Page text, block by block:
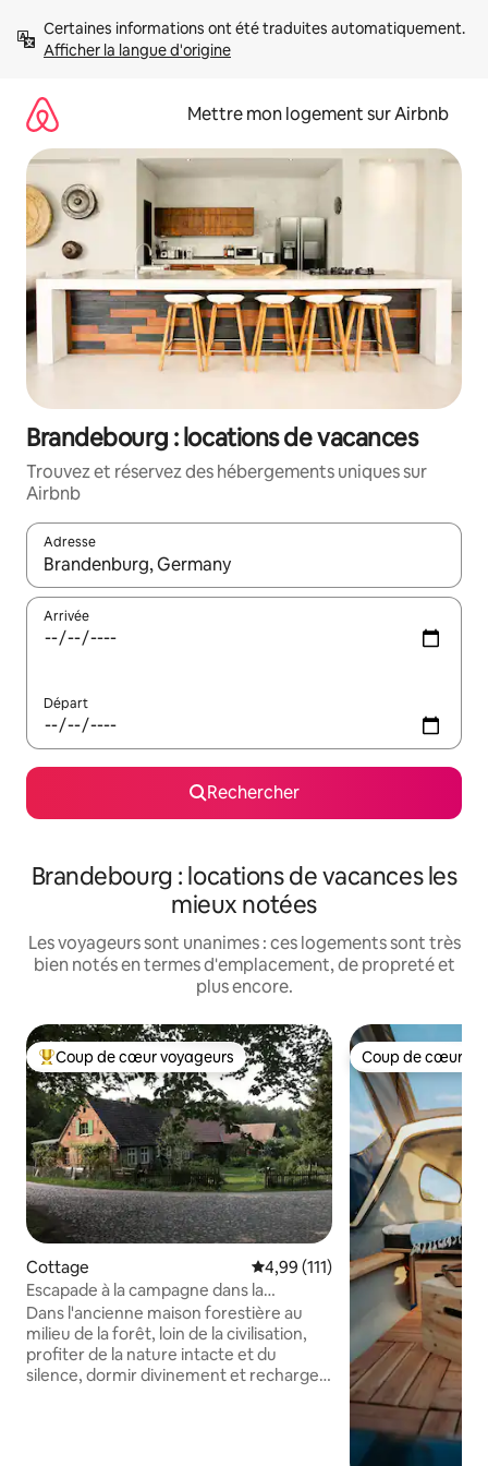
directement
Afficher la langue d'origine
Mettre mon logement sur Airbnb
Brandebourg : locations de vacances
Trouvez et réservez des hébergements uniques sur
Airbnb
Adresse
Lorsque les résultats s'affichent, utilisez les flèches vers le
Arrivée
Départ
Rechercher
Brandebourg : locations de vacances les
mieux notées
Les voyageurs sont unanimes : ces logements sont très
bien notés en termes d'emplacement, de propreté et
plus encore.
Coups de cœur voyageurs les plus appréciés
Coup de cœur voyageurs
Cottage Évaluation moyenne sur la
4,99 (111)
Escapade à la campagne dans la
« Forsthaus Hohe Heide »
Dans l'ancienne maison forestière au
milieu de la forêt, loin de la civilisation,
profiter de la nature intacte et du
silence, dormir divinement et recharger
Coup de cœur
Coup de cœur